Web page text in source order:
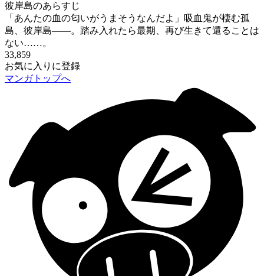
彼岸島のあらすじ
「あんたの血の匂いがうまそうなんだよ」吸血鬼が棲む孤
島、彼岸島――。踏み入れたら最期、再び生きて還ることは
ない……。
33,859
お気に入りに登録
マンガトップへ